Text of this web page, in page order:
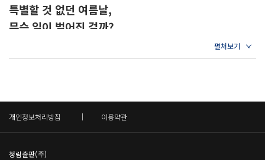
5장 감염: 질병의 거대한 역습
여름에 아메바가 코로 들어갈 때 | 기후변화와 함께 폭
수 없다 | 기후 난민이 된 흡혈박쥐가 퍼뜨린 광견병 |
연결성을 강화시킨다 | 새로운 전염성 뇌 질환에 대응하
려면
6장 트라우마: 몸속에 소용돌이가 칠 때
의 유용성이 유지되기 때문에 망각이 일어나는 빈도가
낮을 수 있다.” 능동적 망각을 수행하는 목적이 세계를
정확히 모델링하기 위함이라면 환경이 변화하는 경우
클랜드 역시 이렇게 지적한다. “모든 기억이 균등하게
사라지지는 않는다.”
--- 「1장 기억: 내 안의 기후를 망각할 때」 중에서
다. “뇌가 먹통일 때: 기후위기가 바꾼 인간에 대하여”,
“기후변화가 세상을 더 뜨겁게 만들 뿐 아니라 폭력적으
로 바꾼다” 등 그가 쓴 기사는 연일 언론에 공개될 때마
다 화제를 모았다. 신경과학과 환경 저널리즘을 결합한
타임스〉 등 유수 언론에서 “그해 최고의 책”으로 손꼽
히며 찬사를 받았다. 최근에는 워싱턴주 피어스 카운티
특별할 것 없던 여름날,
무슨 일이 벌어진 걸까?
2009년의 플로리다주 오번데일, 지극히 평범한 여름날
6일이 지났을까, 소년이 감염병 전문의인 엄마와 아빠
개인정보처리방침 이용약관
청림출판(주)